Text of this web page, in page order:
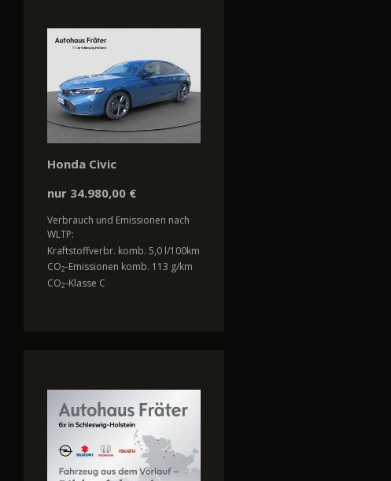
Honda Civic
nur 34.980,00 €
Verbrauch und Emissionen nach
WLTP:
Kraftstoffverbr. komb. 5,0 l/100km
CO2-Emissionen komb. 113 g/km
CO2-Klasse C